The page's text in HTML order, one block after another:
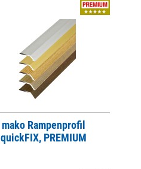
mako Rampenprofil
quickFIX, PREMIUM